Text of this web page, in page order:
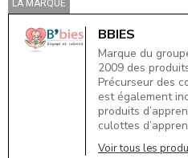
LA MARQUE
BBIES
Marque du
2009 des
Précurseur des
est également
produits
culottes
Voir tous les